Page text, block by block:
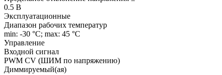
0.5 В
Эксплуатационные
Диапазон рабочих температур
min: -30 °C; max: 45 °C
Управление
Входной сигнал
PWM СV (ШИМ по напряжению)
Диммируемый(ая)